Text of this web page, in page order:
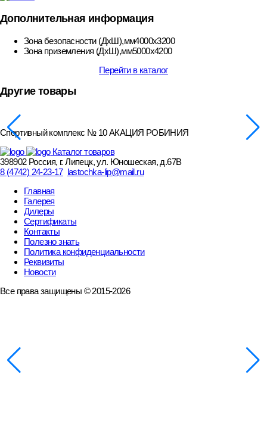
Дополнительная информация
Зона безопасности (ДхШ),мм4000х3200
Зона приземления (ДхШ),мм5000х4200
Перейти в каталог
Другие товары
Спортивный комплекс № 10 АКАЦИЯ РОБИНИЯ
Каталог товаров
398902 Россия, г. Липецк, ул. Юношеская, д.67В
8 (4742) 24-23-17 lastochka-lip@mail.ru
Главная
Галерея
Дилеры
Сертификаты
Контакты
Полезно знать
Политика конфиденциальности
Реквизиты
Новости
Все права защищены © 2015-2026